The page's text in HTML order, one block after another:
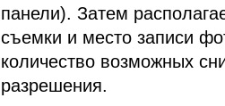
панели). Затем
съемки и место записи
количество возможных
разрешения.